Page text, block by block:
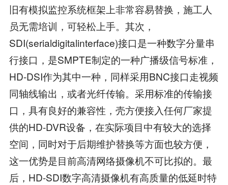
旧有模拟监控系统框架上非常容易替换，施工人
员无需培训，可轻松上手。其次，
SDI(serialdigitalinterface)接口是一种数字分量串
行接口，是SMPTE制定的一种广播级信号标准，
HD-DSI作为其中一种，同样采用BNC接口走视频
同轴线输出，或者光纤传输。采用标准的传输接
口，具有良好的兼容性，壳方便接入任何厂家提
供的HD-DVR设备，在实际项目中有较大的选择
空间，同时对于后期维护替换等方面也较方便，
这一优势是目前高清网络摄像机不可比拟的。最
后，HD-SDI数字高清摄像机有高质量的低延时特